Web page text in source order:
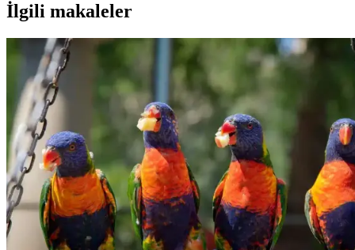
İlgili makaleler